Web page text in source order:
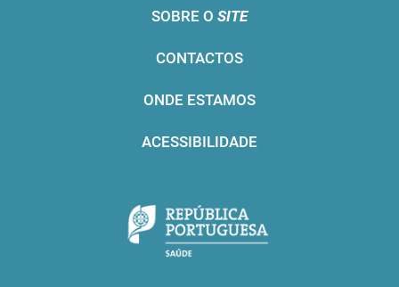
SOBRE O SITE
CONTACTOS
ONDE ESTAMOS
ACESSIBILIDADE